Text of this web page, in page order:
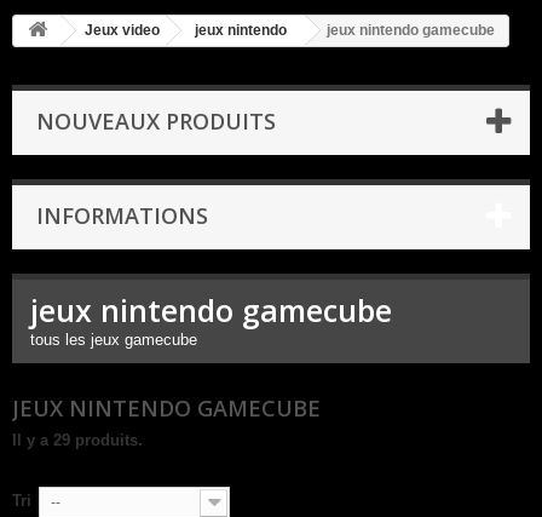
Jeux video jeux nintendo jeux nintendo gamecube
NOUVEAUX PRODUITS
INFORMATIONS
jeux nintendo gamecube
tous les jeux gamecube
JEUX NINTENDO GAMECUBE
Il y a 29 produits.
Tri --